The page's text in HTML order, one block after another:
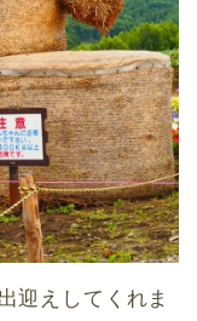
迎えしてくれま